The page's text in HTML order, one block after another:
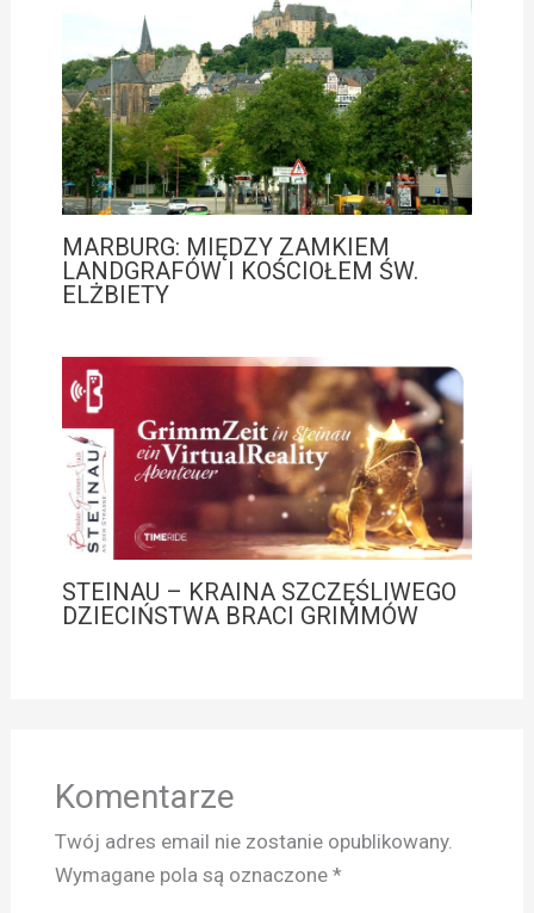
MARBURG: MIĘDZY ZAMKIEM
LANDGRAFÓW I KOŚCIOŁEM ŚW.
ELŻBIETY
STEINAU – KRAINA SZCZĘŚLIWEGO
DZIECIŃSTWA BRACI GRIMMÓW
Komentarze
Twój adres email nie zostanie opublikowany.
Wymagane pola są oznaczone *